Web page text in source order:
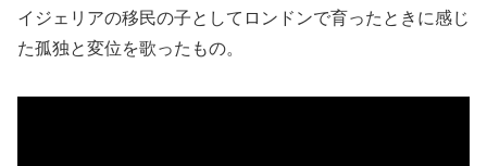
イジェリアの移民の子としてロンドンで育ったときに感じ
た孤独と変位を歌ったもの。